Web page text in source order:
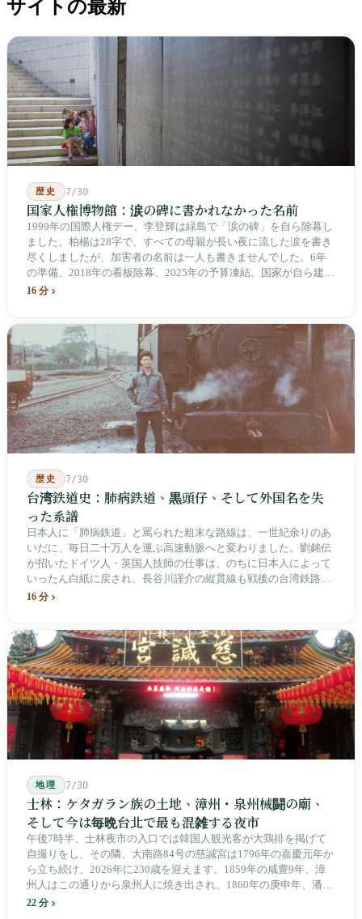
サイトの最新
歴史 7/30
国家人権博物館：涙の碑に書かれなかった名前
1999年の国際人権デー、李登輝は緑島で「涙の碑」を自ら除幕し
ました。柏楊は28字で、すべての母親が長い夜に流した涙を書き
尽くしましたが、加害者の名前は一人も書きませんでした。6年
の準備、2018年の看板除幕、2025年の予算凍結。国家が自ら建
て、自らが行ったことを記念する博物館です。しかし解厳から39
16 分
歴史 7/30
台湾鉄道史：肺病鉄道、黒頭仔、そして外国名を失
った系譜
日本人に「肺病鉄道」と罵られた粗末な路線は、一世紀余りのあ
いだに、毎日二十万人を運ぶ高速動脈へと変わりました。劉銘伝
が招いたドイツ人・英国人技師の仕事は、のちに日本人によって
いったん白紙に戻され、長谷川謹介の縦貫線も戦後の台湾鉄路に
よって改名・改番されました。どの世代も前の世代の記録を脚注
治スローガン、そしてようやくプユマ・タロコの世代になって、
先住民族の地名が再びレールの上に敷き戻されたのです。
16 分
地理 7/30
士林：ケタガラン族の土地、漳州・泉州械闘の廟、
そして今は毎晩台北で最も混雑する夜市
午後7時半、士林夜市の入口では韓国人観光客が大鶏排を掲げて
自撮りをし、その隣、大南路84号の慈諴宮は1796年の嘉慶元年か
ら立ち続け、2026年に230歳を迎えます。1859年の咸豊9年、漳
州人はこの通りから泉州人に焼き出され、1860年の庚申年、潘永
清は下樹林に大東路・大南路・大西路・大北路という四本の整然
22 分